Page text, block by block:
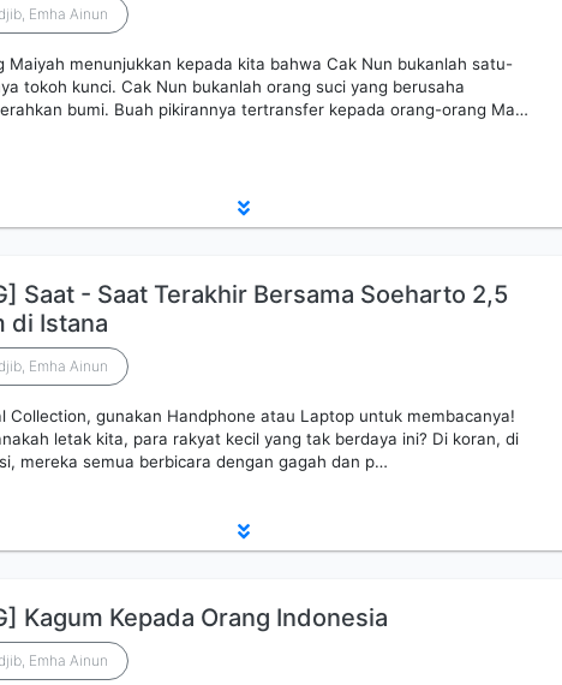
Emha Ainun
Maiyah menunjukkan kepada kita bahwa Cak Nun bukanlah satu-
tokoh kunci. Cak Nun bukanlah orang suci yang berusaha
bumi. Buah pikirannya tertransfer kepada orang-orang Ma…
Saat - Saat Terakhir Bersama Soeharto 2,5
di Istana
Emha Ainun
Collection, gunakan Handphone atau Laptop untuk membacanya!
letak kita, para rakyat kecil yang tak berdaya ini? Di koran, di
mereka semua berbicara dengan gagah dan p…
Kagum Kepada Orang Indonesia
Emha Ainun